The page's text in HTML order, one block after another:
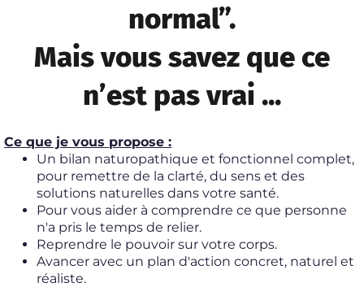
normal”.
Mais vous savez que ce
n’est pas vrai ...
Ce que je vous propose :
Un bilan naturopathique et fonctionnel complet,
pour remettre de la clarté, du sens et des
solutions naturelles dans votre santé.
Pour vous aider à comprendre ce que personne
n'a pris le temps de relier.
Reprendre le pouvoir sur votre corps.
Avancer avec un plan d'action concret, naturel et
réaliste.